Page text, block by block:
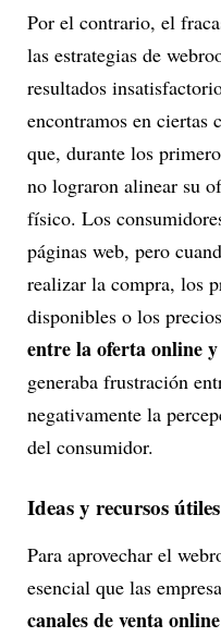
Por el contrario, el
las estrategias de
resultados
encontramos en ciertas
que, durante los
no lograron alinear su
físico. Los
páginas web, pero
realizar la compra, los
disponibles o los
entre la oferta online
generaba frustración
negativamente la
del consumidor.
Ideas y recursos útiles
Para aprovechar el
esencial que las
canales de venta